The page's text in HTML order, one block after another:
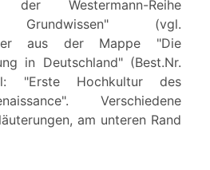
Westermann-Reihe
Grundwissen" (vgl.
aus der Mappe "Die
in Deutschland" (Best.Nr.
"Erste Hochkultur des
Verschiedene
am unteren Rand